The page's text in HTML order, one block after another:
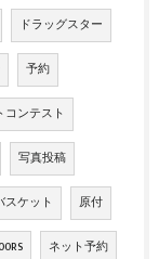
ドラッグスター
予約
コンテスト
写真投稿
スケット 原付
ネット予約